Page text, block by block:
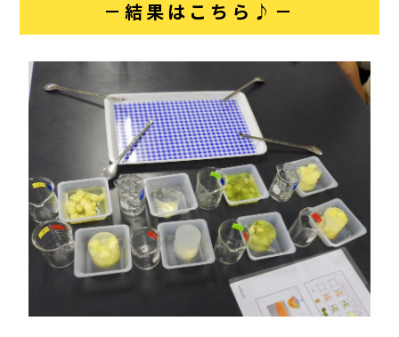
－結果はこちら♪－